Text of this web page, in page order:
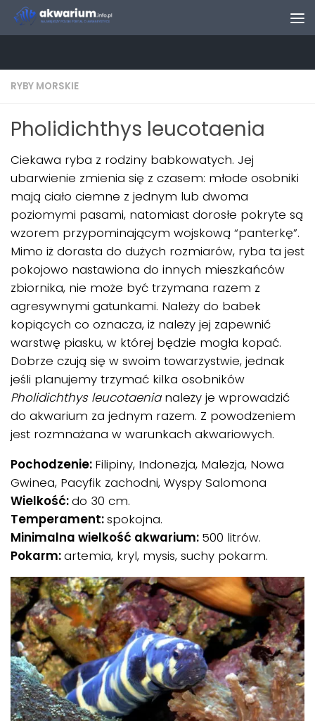
Skip to content
RYBY MORSKIE
Pholidichthys leucotaenia
Ciekawa ryba z rodziny babkowatych. Jej
ubarwienie zmienia się z czasem: młode osobniki
mają ciało ciemne z jednym lub dwoma
poziomymi pasami, natomiast dorosłe pokryte są
wzorem przypominającym wojskową “panterkę”.
Mimo iż dorasta do dużych rozmiarów, ryba ta jest
pokojowo nastawiona do innych mieszkańców
zbiornika, nie może być trzymana razem z
agresywnymi gatunkami. Należy do babek
kopiących co oznacza, iż należy jej zapewnić
warstwę piasku, w której będzie mogła kopać.
Dobrze czują się w swoim towarzystwie, jednak
jeśli planujemy trzymać kilka osobników
Pholidichthys leucotaenianależy je wprowadzić
do akwarium za jednym razem. Z powodzeniem
jest rozmnażana w warunkach akwariowych.
Pochodzenie: Filipiny, Indonezja, Malezja, Nowa
Gwinea, Pacyfik zachodni, Wyspy Salomona
Wielkość:do 30 cm.
Temperament:spokojna.
Minimalna wielkość akwarium: 500 litrów.
Pokarm:artemia, kryl, mysis, suchy pokarm.